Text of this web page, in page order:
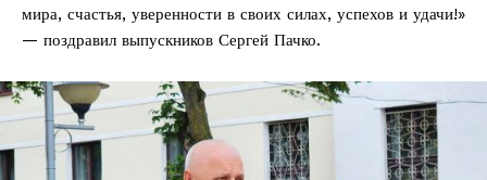
мира, счастья, уверенности в своих силах, успехов и удачи!»
— поздравил выпускников Сергей Пачко.